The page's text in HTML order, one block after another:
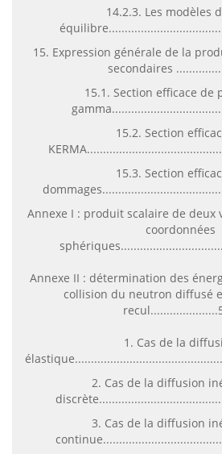
14.2.3. Les modèles
15. Expression générale de la
secondaires
15.1. Section efficace de
15.2. Section
15.3. Section
Annexe I : produit scalaire de deux
coordonnées
Annexe II : détermination des
collision du neutron diffusé
1. Cas de la
2. Cas de la diffusion
3. Cas de la diffusion